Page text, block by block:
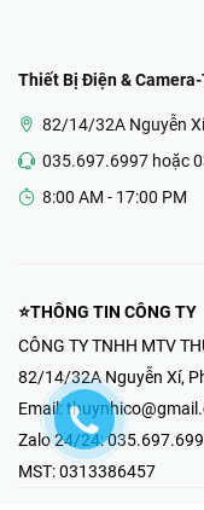
Thiết Bị Điện &
82/14/32A Nguyễn
035.697.6997 hoặc
8:00 AM - 17:00 PM
⭐THÔNG TIN CÔNG TY
CÔNG TY TNHH MTV
82/14/32A Nguyễn Xí,
Email:
Zalo 24/24:
MST:0313386457